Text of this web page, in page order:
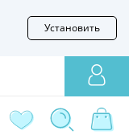
Установить